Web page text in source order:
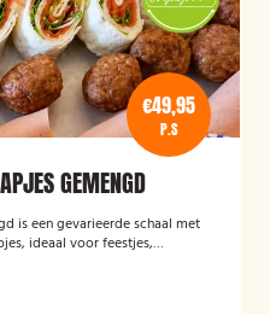
€49,95
P.S
GEMENGD
is een gevarieerde schaal met
ideaal voor feestjes,
die geschikt zijn voor